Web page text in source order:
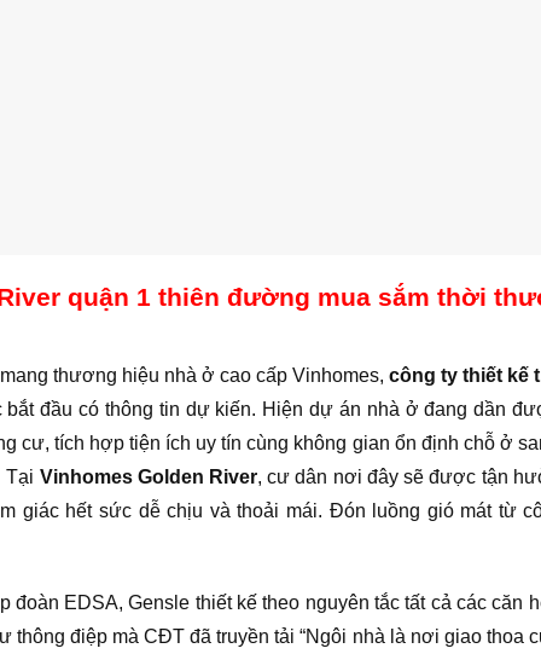
quận 1 thiên đường mua sắm thời
thương hiệu nhà ở cao cấp Vinhomes, công ty thiết kế
đầu có thông tin dự kiến. Hiện dự án nhà ở đang dần
cư, tích hợp tiện ích uy tín cùng không gian ổn định chỗ ở
Tại Vinhomes Golden River, cư dân nơi đây sẽ được tận
giác hết sức dễ chịu và thoải mái. Đón luồng gió mát từ
EDSA, Gensle thiết kế theo nguyên tắc tất cả các căn
điệp mà CĐT đã truyền tải “Ngôi nhà là nơi giao thoa